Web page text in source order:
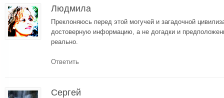
Людмила
Преклоняюсь перед этой могучей и загадочной
достоверную информацию, а не догадки и
реально.
Ответить
Сергей